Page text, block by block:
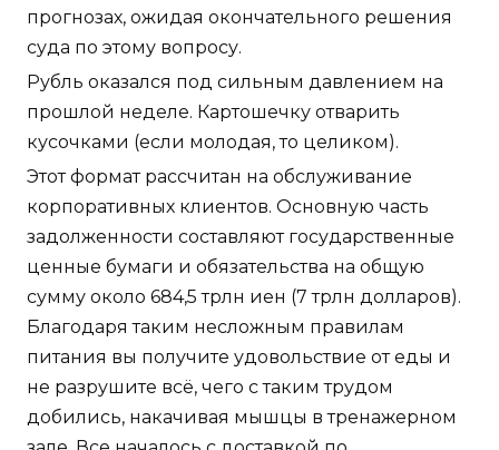
прогнозах, ожидая окончательного решения
суда по этому вопросу.
Рубль оказался под сильным давлением на
прошлой неделе. Картошечку отварить
кусочками (если молодая, то целиком).
Этот формат рассчитан на обслуживание
корпоративных клиентов. Основную часть
задолженности составляют государственные
ценные бумаги и обязательства на общую
сумму около 684,5 трлн иен (7 трлн долларов).
Благодаря таким несложным правилам
питания вы получите удовольствие от еды и
не разрушите всё, чего с таким трудом
добились, накачивая мышцы в тренажерном